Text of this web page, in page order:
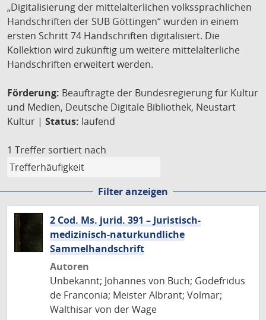
„Digitalisierung der mittelalterlichen volkssprachlichen
Handschriften der SUB Göttingen“ wurden in einem
ersten Schritt 74 Handschriften digitalisiert. Die
Kollektion wird zukünftig um weitere mittelalterliche
Handschriften erweitert werden.
Förderung: Beauftragte der Bundesregierung für Kultur
und Medien, Deutsche Digitale Bibliothek, Neustart
Kultur | Status: laufend
1 Treffer sortiert nach
Filter anzeigen
2 Cod. Ms. jurid. 391 – Juristisch-
medizinisch-naturkundliche
Sammelhandschrift
Autoren
Unbekannt; Johannes von Buch; Godefridus
de Franconia; Meister Albrant; Volmar;
Walthisar von der Wage